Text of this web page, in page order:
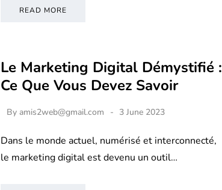
READ MORE
Le Marketing Digital Démystifié :
Ce Que Vous Devez Savoir
By amis2web@gmail.com 3 June 2023
Dans le monde actuel, numérisé et interconnecté,
le marketing digital est devenu un outil…